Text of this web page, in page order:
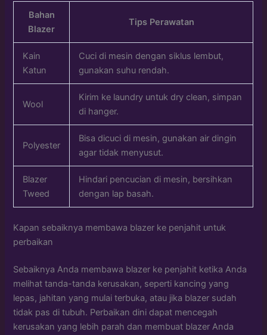
Bahan
Blazer
Tips Perawatan
Kain
Katun
Cuci di mesin dengan siklus lembut,
gunakan suhu rendah.
Wool
Kirim ke laundry untuk dry clean, simpan
di hanger.
Polyester
Bisa dicuci di mesin, gunakan air dingin
agar tidak menyusut.
Blazer
Tweed
Hindari pencucian di mesin, bersihkan
dengan lap basah.
Kapan sebaiknya membawa blazer ke penjahit untuk
perbaikan
Sebaiknya Anda membawa blazer ke penjahit ketika Anda
melihat tanda-tanda kerusakan, seperti kancing yang
lepas, jahitan yang mulai terbuka, atau jika blazer sudah
tidak pas di tubuh. Perbaikan dini dapat mencegah
kerusakan yang lebih parah dan membuat blazer Anda